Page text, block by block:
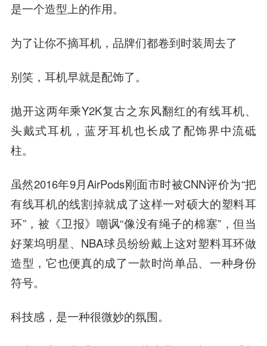
是一个造型上的作用。
为了让你不摘耳机，品牌们都卷到时装周去了
别笑，耳机早就是配饰了。
抛开这两年乘Y2K复古之东风翻红的有线耳机、
头戴式耳机，蓝牙耳机也长成了配饰界中流砥
柱。
虽然2016年9月AirPods刚面市时被CNN评价为“把
有线耳机的线割掉就成了这样一对硕大的塑料耳
环”，被《卫报》嘲讽“像没有绳子的棉塞”，但当
好莱坞明星、NBA球员纷纷戴上这对塑料耳环做
造型，它也便真的成了一款时尚单品、一种身份
符号。
科技感，是一种很微妙的氛围。